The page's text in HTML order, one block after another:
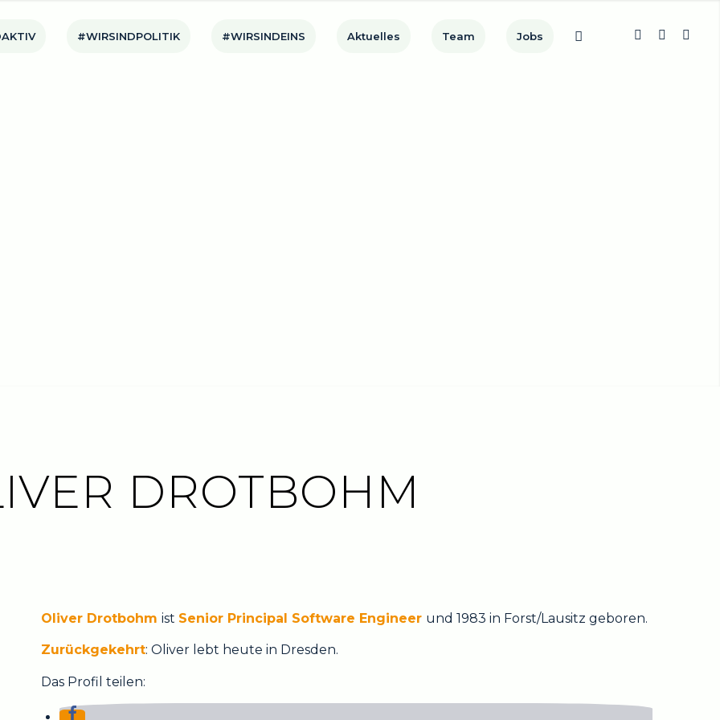
#WIRSINDPOLITIK #WIRSINDEINS Aktuelles Team Jobs
DROTBOHM
Oliver Drotbohmist Senior Principal Software Engineer und 1983 in Forst/Lausitz geboren.
Zurückgekehrt: Oliver lebt heute in Dresden.
Das Profil teilen: